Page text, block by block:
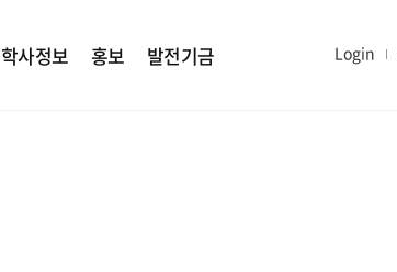
학사정보 홍보 발전기금 Login